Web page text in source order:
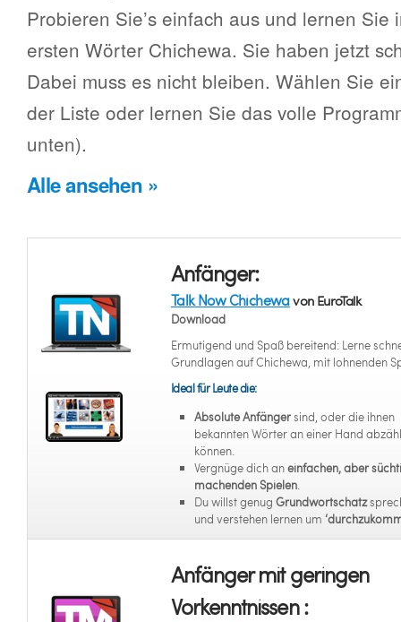
Probieren Sie’s einfach aus und lernen
ersten Wörter Chichewa. Sie haben jetzt
Dabei muss es nicht bleiben. Wählen Sie
der Liste oder lernen Sie das volle
unten).
Alle ansehen »
Anfänger:
Talk Now Chichewavon EuroTalk
Download
Ermutigend und Spaß bereitend: Lerne
Grundlagen auf Chichewa, mit lohnenden
Ideal für Leute die:
Absolute Anfängersind, oder die ihnen
bekannten Wörter an einer Hand
können.
Vergnüge dich aneinfachen, aber
machenden Spielen.
Du willst genug Grundwortschatz
und verstehen lernen um
Anfänger mit geringen
Vorkenntnissen :